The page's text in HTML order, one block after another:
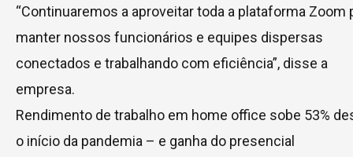
“Continuaremos a aproveitar toda a plataforma Zoom
manter nossos funcionários e equipes dispersas
conectados e trabalhando com eficiência”, disse a
empresa.
Rendimento de trabalho em home office sobe 53%
o início da pandemia – e ganha do presencial